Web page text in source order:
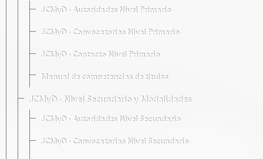
JCMyD · Autoridades Nivel Primario
JCMyD · Convocatorias Nivel Primario
JCMyD · Contacto Nivel Primario
Manual de competencias de títulos
JCMyD · Nivel Secundario y Modalidades
JCMyD · Autoridades Nivel Secundario
JCMyD · Convocatorias Nivel Secundario